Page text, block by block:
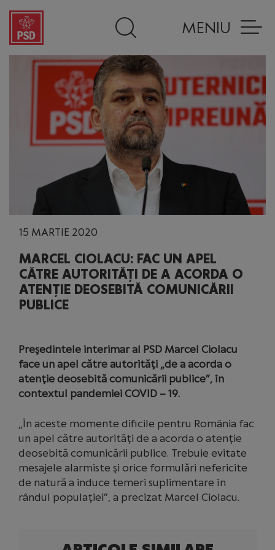
MENIU
15 MARTIE 2020
MARCEL CIOLACU: FAC UN APEL
CĂTRE AUTORITĂȚI DE A ACORDA O
ATENȚIE DEOSEBITĂ COMUNICĂRII
PUBLICE
Preşedintele interimar al PSD Marcel Ciolacu
face un apel către autorităţi „de a acorda o
atenţie deosebită comunicării publice”, în
contextul pandemiei COVID – 19.
„În aceste momente dificile pentru România fac
un apel către autorităţi de a acorda o atenţie
deosebită comunicării publice. Trebuie evitate
mesajele alarmiste şi orice formulări nefericite
de natură a induce temeri suplimentare în
rândul populaţiei”, a precizat Marcel Ciolacu.